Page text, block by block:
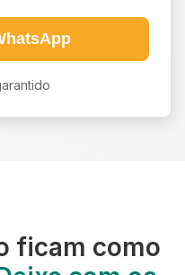
ficam como